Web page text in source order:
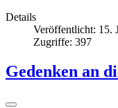
Details
Veröffentlicht: 15.
Zugriffe: 397
Gedenken an